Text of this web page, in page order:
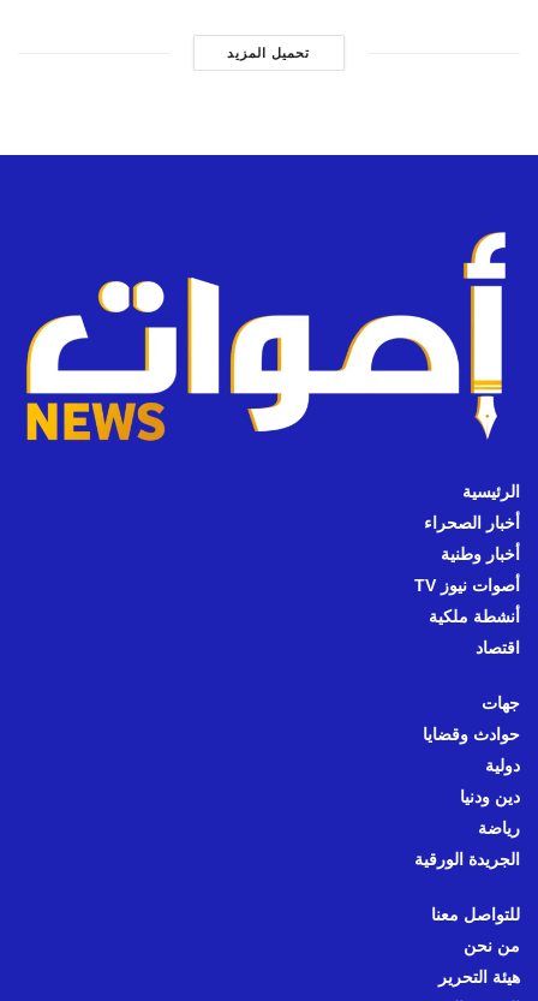
تحميل المزيد
الرئيسية
أخبار الصحراء
أخبار وطنية
أصوات نيوز TV
أنشطة ملكية
اقتصاد
جهات
حوادث وقضايا
دولية
دين ودنيا
رياضة
الجريدة الورقية
للتواصل معنا
من نحن
هيئة التحرير